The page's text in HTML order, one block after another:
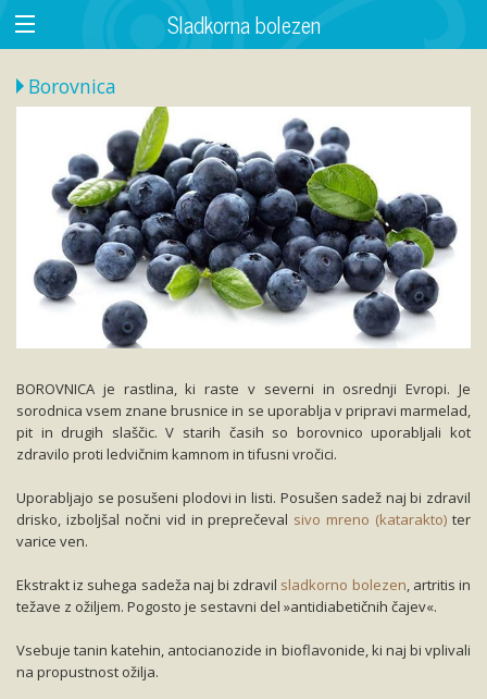
Sladkorna bolezen
Borovnica
BOROVNICA je rastlina, ki raste v severni in osrednji Evropi. Je
sorodnica vsem znane brusnice in se uporablja v pripravi marmelad,
pit in drugih slaščic. V starih časih so borovnico uporabljali kot
zdravilo proti ledvičnim kamnom in tifusni vročici.
Uporabljajo se posušeni plodovi in listi. Posušen sadež naj bi zdravil
drisko, izboljšal nočni vid in preprečeval sivo mreno (katarakto) ter
varice ven.
Ekstrakt iz suhega sadeža naj bi zdravil sladkorno bolezen, artritis in
težave z ožiljem. Pogosto je sestavni del »antidiabetičnih čajev«.
Vsebuje tanin katehin, antocianozide in bioflavonide, ki naj bi vplivali
na propustnost ožilja.